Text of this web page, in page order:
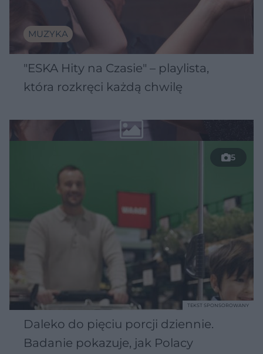
MUZYKA
"ESKA Hity na Czasie" – playlista,
która rozkręci każdą chwilę
5
Daleko do pięciu porcji dziennie.
Badanie pokazuje, jak Polacy
TEKST SPONSOROWANY